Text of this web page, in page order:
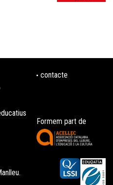
contacte
Formem part de